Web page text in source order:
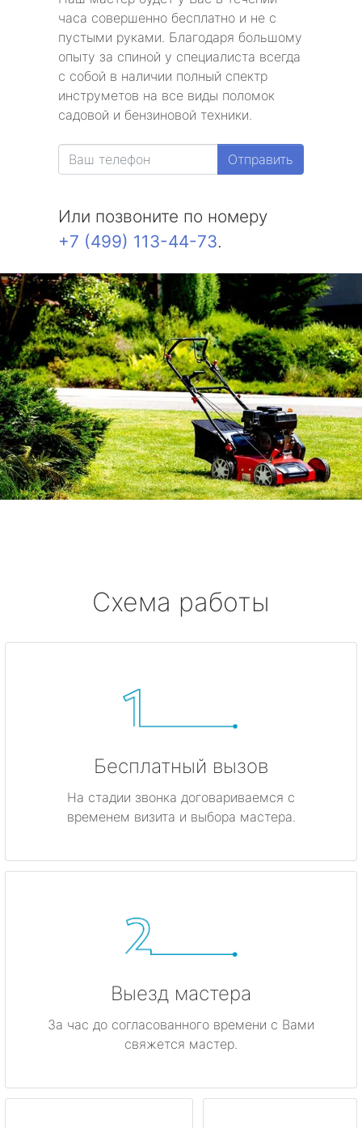
часа совершенно бесплатно и не с
пустыми руками. Благодаря большому
опыту за спиной у специалиста всегда
с собой в наличии полный спектр
инструметов на все виды поломок
садовой и бензиновой техники.
Отправить
Или позвоните по номеру
+7 (499) 113-44-73.
Схема работы
Бесплатный вызов
На стадии звонка договариваемся с
временем визита и выбора мастера.
Выезд мастера
За час до согласованного времени с Вами
свяжется мастер.